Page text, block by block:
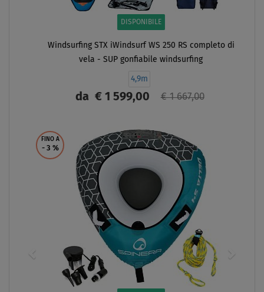
DISPONIBILE
Windsurfing STX iWindsurf WS 250 RS completo di
vela - SUP gonfiabile windsurfing
4,9m
da€ 1 599,00 € 1 667,00
FINO A
- 3 %